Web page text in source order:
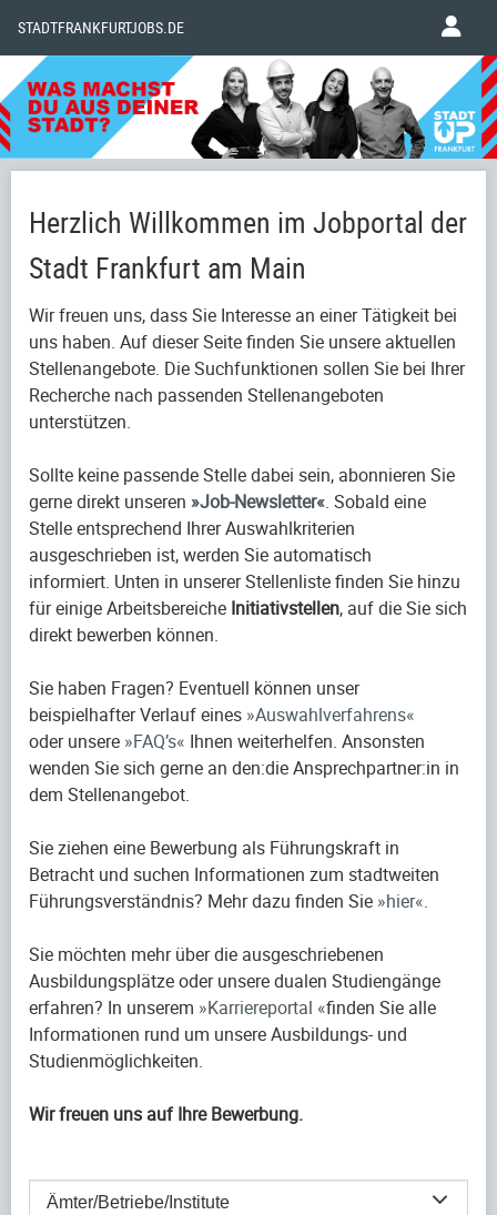
STADTFRANKFURTJOBS.DE
Herzlich Willkommen im Jobportal der
Stadt Frankfurt am Main
Wir freuen uns, dass Sie Interesse an einer Tätigkeit bei
uns haben. Auf dieser Seite finden Sie unsere aktuellen
Stellenangebote. Die Suchfunktionen sollen Sie bei Ihrer
Recherche nach passenden Stellenangeboten
unterstützen.
Sollte keine passende Stelle dabei sein, abonnieren Sie
gerne direkt unseren Job-Newsletter . Sobald eine
Stelle entsprechend Ihrer Auswahlkriterien
ausgeschrieben ist, werden Sie automatisch
informiert. Unten in unserer Stellenliste finden Sie hinzu
für einige Arbeitsbereiche Initiativstellen, auf die Sie sich
direkt bewerben können.
Sie haben Fragen? Eventuell können unser
beispielhafter Verlauf eines Auswahlverfahrens
oder unsere FAQ’s Ihnen weiterhelfen. Ansonsten
wenden Sie sich gerne an den:die Ansprechpartner:in in
dem Stellenangebot.
Sie ziehen eine Bewerbung als Führungskraft in
Betracht und suchen Informationen zum stadtweiten
Führungsverständnis? Mehr dazu finden Sie hier .
Sie möchten mehr über die ausgeschriebenen
Ausbildungsplätze oder unsere dualen Studiengänge
erfahren? In unserem
Karriereportal finden Sie alle
Informationen rund um unsere Ausbildungs- und
Studienmöglichkeiten.
Wir freuen uns auf Ihre Bewerbung.
Ämter/Betriebe/Institute